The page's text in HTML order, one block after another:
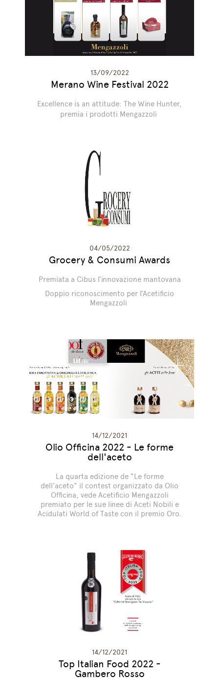
13/09/2022
Merano Wine Festival 2022
Excellence is an attitude: The Wine Hunter,
premia i prodotti Mengazzoli
04/05/2022
Grocery & Consumi Awards
Premiata a Cibus l’innovazione mantovana
Doppio riconoscimento per l’Acetificio
Mengazzoli
14/12/2021
Olio Officina 2022 - Le forme
dell'aceto
La quarta edizione de "Le forme
dell'aceto" il contest organizzato da Olio
Officina, vede Acetificio Mengazzoli
premiato per le sue linee di Aceti Nobili e
Acidulati World of Taste con il premio Oro.
14/12/2021
Top Italian Food 2022 -
Gambero Rosso